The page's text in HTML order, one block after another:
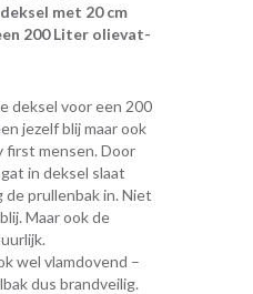
met 20 cm
200 Liter olievat-
deksel voor een 200
jezelf blij maar ook
first mensen. Door
in deksel slaat
prullenbak in. Niet
Maar ook de
wel vlamdovend –
dus brandveilig.